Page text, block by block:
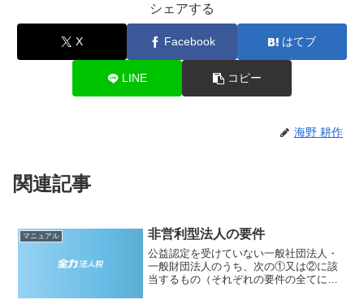
シェアする
X Facebook はてブ
LINE コピー
海野 耕作
関連記事
マニュアル 非営利型法人の要件
公益認定を受けていない一般社団法人・
一般財団法人のうち、次の①又は②に該
当するもの（それぞれの要件の全てに該